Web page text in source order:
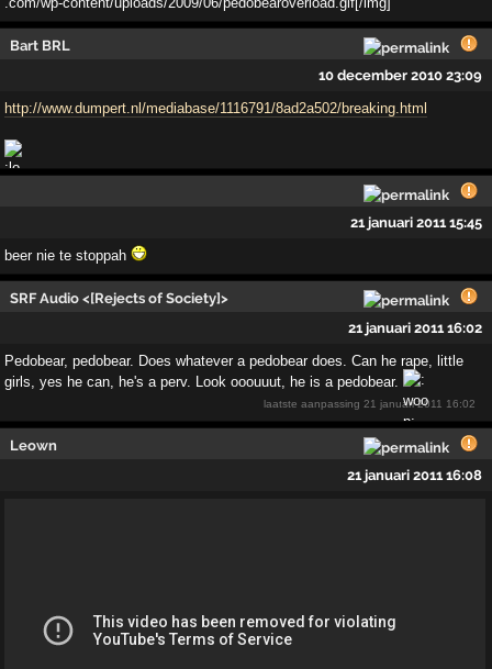
Bart BRL
10 december 2010 23:09
http://www.dumpert.nl/mediabase/1116791/8ad2a502/breaking.html
21 januari 2011 15:45
beer nie te stoppah
SRF Audio <[Rejects of Society]>
21 januari 2011 16:02
Pedobear, pedobear. Does whatever a pedobear does. Can he rape, little
girls, yes he can, he's a perv. Look ooouuut, he is a pedobear.
laatste aanpassing21 januari 2011 16:02
Leown
21 januari 2011 16:08